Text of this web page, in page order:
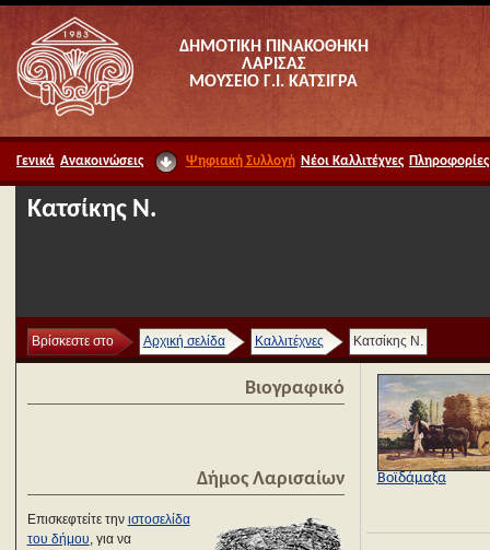
ΔΗΜΟΤΙΚΗ ΠΙΝΑΚΟΘΗΚΗ
ΛΑΡΙΣΑΣ
ΜΟΥΣΕΙΟ Γ.Ι. ΚΑΤΣΙΓΡΑ
Γενικά Ανακοινώσεις Ψηφιακή Συλλογή Νέοι Καλλιτέχνες Πληροφορίες
Κατσίκης Ν.
Βρίσκεστε στο Αρχική σελίδα Καλλιτέχνες Κατσίκης Ν.
Βιογραφικό
Δήμος Λαρισαίων
Επισκεφτείτε την ιστοσελίδα
του δήμου, για να
Βοϊδάμαξα